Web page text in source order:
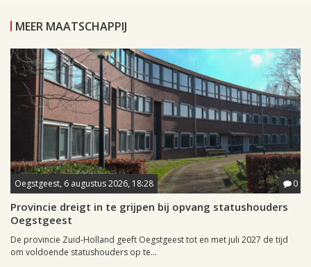
MEER MAATSCHAPPIJ
Oegstgeest, 6 augustus 2026, 18:28 0
Provincie dreigt in te grijpen bij opvang statushouders
Oegstgeest
De provincie Zuid-Holland geeft Oegstgeest tot en met juli 2027 de tijd
om voldoende statushouders op te...